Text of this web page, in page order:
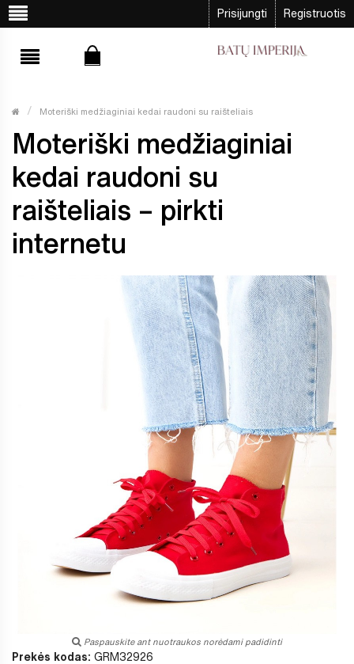
Prisijungti Registruotis
Moteriški medžiaginiai kedai raudoni su raišteliais
Moteriški medžiaginiai
kedai raudoni su
raišteliais – pirkti
internetu
Paspauskite ant nuotraukos norėdami padidinti
Prekės kodas: GRM32926